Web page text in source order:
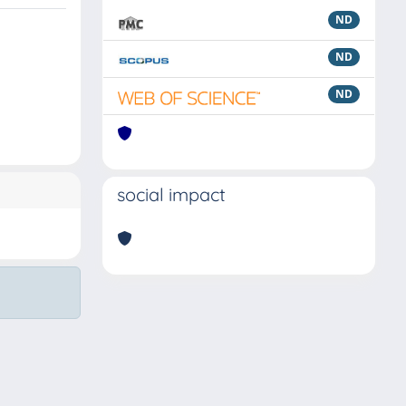
ND
ND
ND
social impact